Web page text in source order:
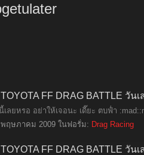
FF DRAG BATTLE วั
ลยหรอ อย่าให้เจอนะ เดี๊ยะ ตบฟ่ำ
พฤษภาคม 2009 ในฟอรั่ม: Drag Racing
FF DRAG BATTLE วั